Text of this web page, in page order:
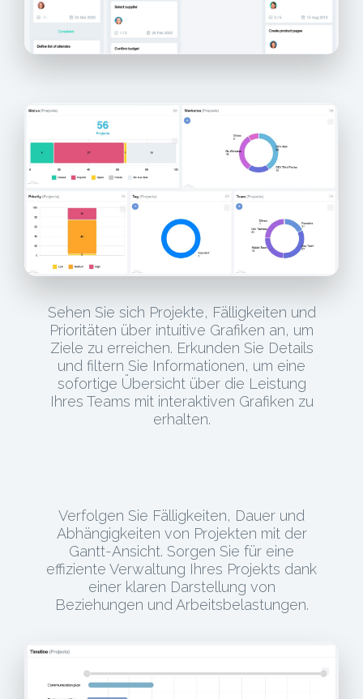
Sehen Sie sich Projekte, Fälligkeiten und
Prioritäten über intuitive Grafiken an, um
Ziele zu erreichen. Erkunden Sie Details
und filtern Sie Informationen, um eine
sofortige Übersicht über die Leistung
Ihres Teams mit interaktiven Grafiken zu
erhalten.
Verfolgen Sie Fälligkeiten, Dauer und
Abhängigkeiten von Projekten mit der
Gantt-Ansicht. Sorgen Sie für eine
effiziente Verwaltung Ihres Projekts dank
einer klaren Darstellung von
Beziehungen und Arbeitsbelastungen.